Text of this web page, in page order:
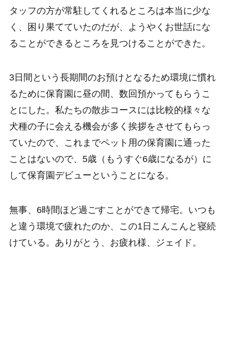
タッフの方が常駐してくれるところは本当に少な
く、困り果てていたのだが、ようやくお世話にな
ることができるところを見つけることができた。
3日間という長期間のお預けとなるため環境に慣れ
るために保育園に昼の間、数回預かってもらうこ
とにした。私たちの散歩コースには比較的様々な
犬種の子に会える機会が多く挨拶をさせてもらっ
ていたので、これまでペット用の保育園に通った
ことはないので、5歳（もうすぐ6歳になるが）に
して保育園デビューということになる。
無事、6時間ほど過ごすことができて帰宅。いつも
と違う環境で疲れたのか、この1日こんこんと寝続
けている。ありがとう、お疲れ様、ジェイド。